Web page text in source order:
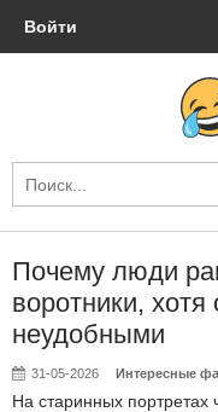
Войти
Почему люди
воротники,
неудобными
31-05-2026 Интересные
На старинных портретах